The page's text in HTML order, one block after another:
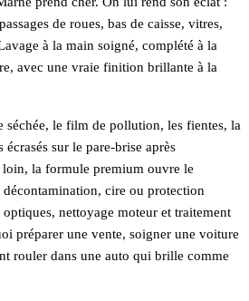
de roues, bas de caisse, vitres,
à la main soigné, complété à la
avec une vraie finition brillante à la
séchée, le film de pollution, les fientes, la
sur le pare-brise après
la formule premium ouvre le
cire ou protection
nettoyage moteur et traitement
préparer une vente, soigner une voiture
rouler dans une auto qui brille comme